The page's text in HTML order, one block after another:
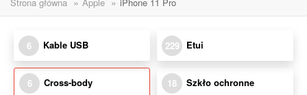
6 Kable USB 229 Etui
6 Cross-body 18 Szkło ochronne